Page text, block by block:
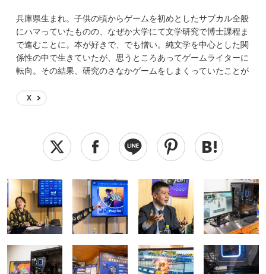
兵庫県生まれ。子供の頃からゲームを初めとしたサブカル全般
にハマっていたものの、なぜか大学にて文学研究で博士課程ま
で進むことに。本が好きで、でも憎い。純文学を中心とした関
係性の中で生きていたが、思うところあってゲームライターに
転向。その結果、研究のさなかゲームをしまくっていたことが
ろしくお願いします。
X